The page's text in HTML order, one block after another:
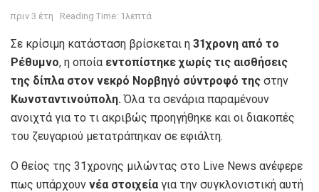
πριν 3 έτη Reading Time: 1λεπτά
Σε κρίσιμη κατάσταση βρίσκεται η 31χρονη από το
Ρέθυμνο, η οποία εντοπίστηκε χωρίς τις αισθήσεις
της δίπλα στον νεκρό Νορβηγό σύντροφό της στην
Κωνσταντινούπολη.Όλα τα σενάρια παραμένουν
ανοιχτά για το τι ακριβώς προηγήθηκε και οι διακοπές
του ζευγαριού μετατράπηκαν σε εφιάλτη.
Ο θείος της 31χρονης μιλώντας στο Live News ανέφερε
πως υπάρχουν νέα στοιχεία για την συγκλονιστική αυτή